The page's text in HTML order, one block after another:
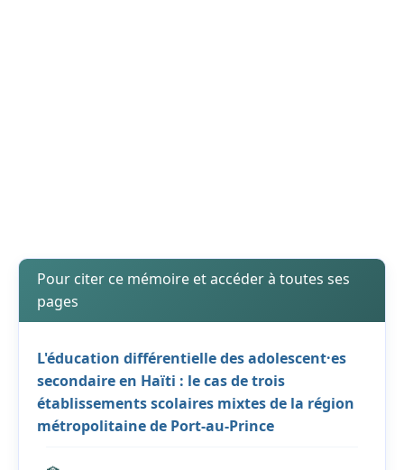
Pour citer ce mémoire et accéder à toutes ses
pages
L'éducation différentielle des adolescent·es
secondaire en Haïti : le cas de trois
établissements scolaires mixtes de la région
métropolitaine de Port-au-Prince